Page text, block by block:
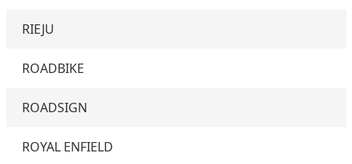
RIEJU
ROADBIKE
ROADSIGN
ROYAL ENFIELD